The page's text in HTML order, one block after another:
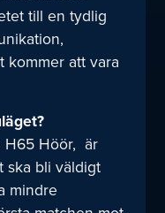
till en tydlig
kommer att vara
H65 Höör, är
ska bli väldigt
mindre